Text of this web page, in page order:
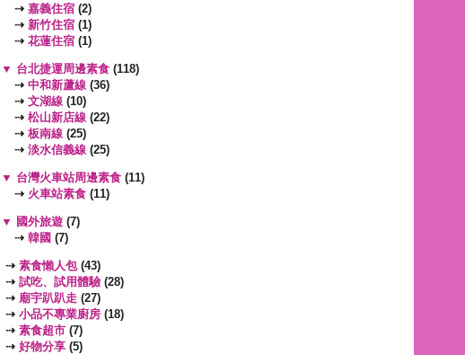
⇢ 嘉義住宿 (2)
⇢ 新竹住宿 (1)
⇢ 花蓮住宿 (1)
▼ 台北捷運周邊素食 (118)
⇢ 中和新蘆線 (36)
⇢ 文湖線 (10)
⇢ 松山新店線 (22)
⇢ 板南線 (25)
⇢ 淡水信義線 (25)
▼ 台灣火車站周邊素食 (11)
⇢ 火車站素食 (11)
▼ 國外旅遊 (7)
⇢ 韓國 (7)
⇢ 素食懶人包(43)
⇢ 試吃、試用體驗(28)
⇢ 廟宇趴趴走 (27)
⇢ 小品不專業廚房 (18)
⇢ 素食超市 (7)
⇢ 好物分享 (5)